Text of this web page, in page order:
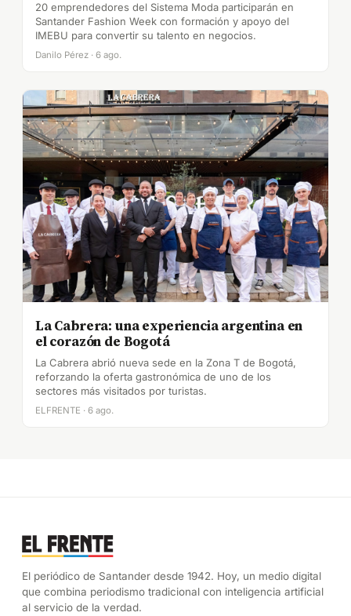
20 emprendedores del Sistema Moda participarán en
Santander Fashion Week con formación y apoyo del
IMEBU para convertir su talento en negocios.
Danilo Pérez · 6 ago.
La Cabrera: una experiencia argentina en
el corazón de Bogotá
La Cabrera abrió nueva sede en la Zona T de Bogotá,
reforzando la oferta gastronómica de uno de los
sectores más visitados por turistas.
ELFRENTE · 6 ago.
El periódico de Santander desde 1942. Hoy, un medio digital
que combina periodismo tradicional con inteligencia artificial
al servicio de la verdad.